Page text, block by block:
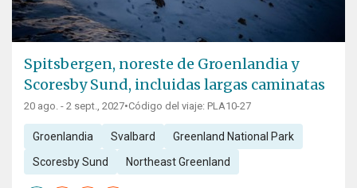
Spitsbergen, noreste de Groenlandia y
Scoresby Sund, incluidas largas caminatas
20 ago. - 2 sept., 2027•Código del viaje: PLA10-27
Groenlandia Svalbard Greenland National Park
Scoresby Sund Northeast Greenland